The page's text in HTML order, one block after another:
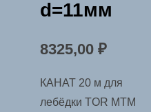
d=11мм
8325,00 ₽
КАНАТ 20 м для
лебёдки TOR МТМ